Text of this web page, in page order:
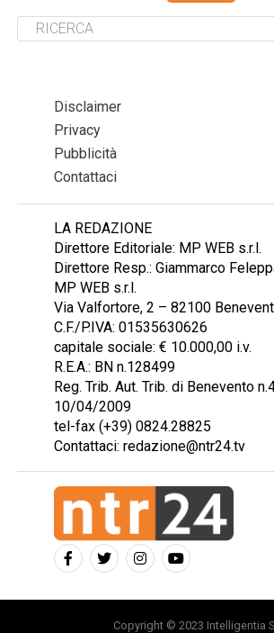
Disclaimer
Privacy
Pubblicità
Contattaci
LA REDAZIONE
Direttore Editoriale: MP WEB s.r.l.
Direttore Resp.: Giammarco
MP WEB s.r.l.
Via Valfortore, 2 – 82100
C.F./P.IVA: 01535630626
capitale sociale: € 10.000,00 i.v.
R.E.A.: BN n.128499
Reg. Trib. Aut. Trib. di Benevento
10/04/2009
tel-fax (+39) 0824.28825
Contattaci: redazione@ntr24.tv
Copyright © 2023 Intelligentia